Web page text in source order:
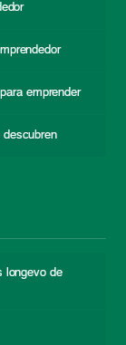
emprender
descubren
longevo de